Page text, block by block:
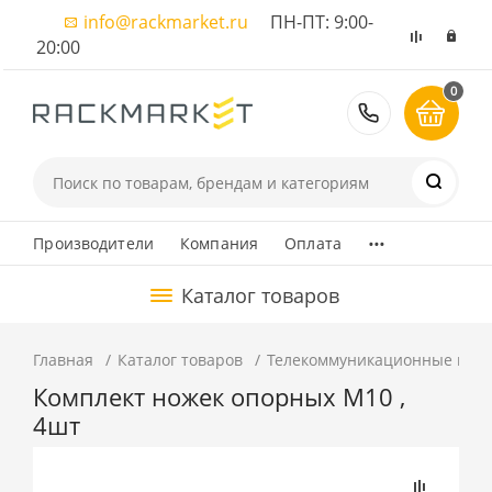
info@rackmarket.ru ПН-ПТ: 9:00-
20:00
8 (495)
0
Производители Компания Оплата ...
Каталог товаров
Главная Каталог товаров Телекоммуникационные
Комплект ножек опорных М10 ,
4шт